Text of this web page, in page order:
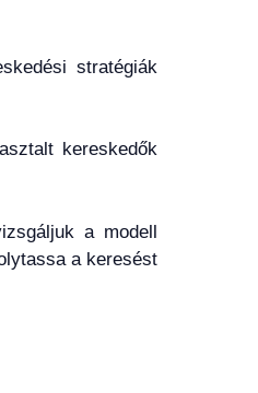
stratégiák
kereskedők
a modell
a keresést